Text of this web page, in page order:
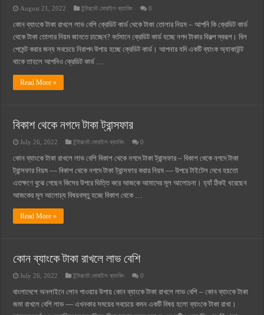
August 21, 2022 ইন্টারনেট মোবাইল ব্যাংকিং 0
কোন ব্যাংকে টাকা রাখলে লাভ বেশি ক্রেডিট কার্ড থেকে টাকা তোলার নিয়ম – আপনি কি ক্রেডিট কার্ড
থেকে টাকা তোলার নিয়ম জানতে চাচ্ছেন? বর্তমানে ক্রেডিট কার্ড হচ্ছে নগদ টাকার বিকল্প স্বরূপ। বিল
পেমেন্ট করার জন্য সবচেয়ে নিরাপদ উপায় হচ্ছে ক্রেডিট কার্ড। আপনার যদি একটি ব্যাংক অ্যাকাউন্ট
থাকে তাহলে আপনিও ক্রেডিট কার্ড …
Read More »
বিকাশ থেকে নগদে টাকা ট্রান্সফার
July 26, 2022 ইন্টারনেট মোবাইল ব্যাংকিং 0
কোন ব্যাংকে টাকা রাখলে লাভ বেশি বিকাশ থেকে নগদে টাকা ট্রান্সফার – বিকাশ থেকে নগদে টাকা
ট্রান্সফার নিয়ম — বিকাশ থেকে নগদে টাকা ট্রান্সফার করার নিয়ম — উপরে টাইটেল দেখে হয়তো
এতক্ষণে বুঝে গেছেন কিসের উপরে ভিত্তি করে আজকে আমাদের মূল আলোচনা। হ্যাঁ ঠিকই ধরেছেন
আজকের মূল আলোচ্য বিষয়বস্তু হচ্ছে বিকাশ থেকে …
Read More »
কোন ব্যাংকে টাকা রাখলে লাভ বেশি
July 26, 2022 ইন্টারনেট মোবাইল ব্যাংকিং 0
বাংলাদেশে অনলাইনে লোন পাওয়ার উপায় কোন ব্যাংকে টাকা রাখলে লাভ বেশি – কোন ব্যাংকে টাকা
জমা রাখলে বেশি লাভ — এখনকার সময়ের সবচেয়ে কমন একটি বিষয় হলো ব্যাংকে টাকা রাখা।